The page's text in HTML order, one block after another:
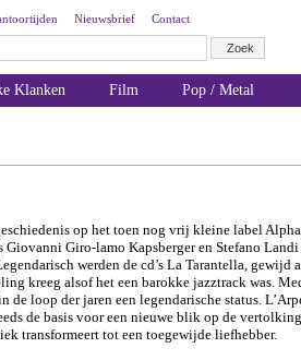
Nieuwsbrief Contact
Klanken Film Pop / Metal
op het toen nog vrij kleine label
Giro-lamo Kapsberger en Stefano Landi
werden de cd’s La Tarantella, gewijd
kreeg alsof het een barokke jazztrack was.
de loop der jaren een legendarische status.
de basis voor een nieuwe blik op de
transformeert tot een toegewijde liefhebber.